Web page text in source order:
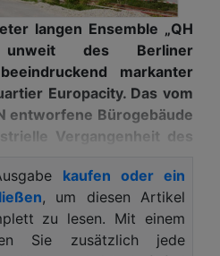
langen Ensemble „QH
des Berliner
markanter
Europacity. Das vom
entworfene Bürogebäude
Vergangenheit des
von Saint-Gobain
kaufen oder ein
, um diesen Artikel
zu lesen. Mit einem
Sie zusätzlich jede